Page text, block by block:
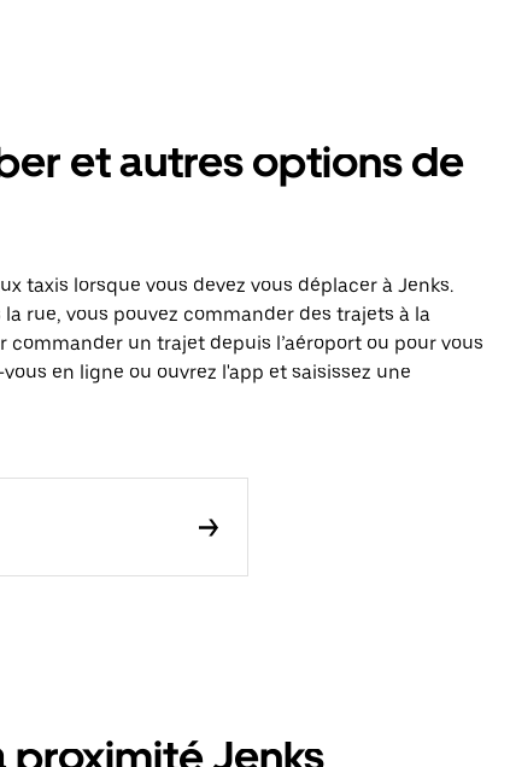
et autres options de
taxis lorsque vous devez vous déplacer à Jenks.
rue, vous pouvez commander des trajets à la
commander un trajet depuis l’aéroport ou pour vous
en ligne ou ouvrez l'app et saisissez une